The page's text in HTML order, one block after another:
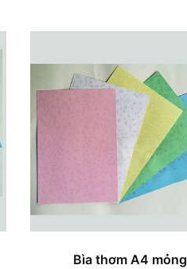
Bìa thơm A4 mỏng